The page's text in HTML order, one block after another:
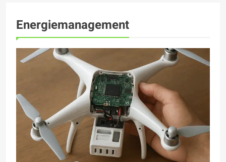
Energiemanagement